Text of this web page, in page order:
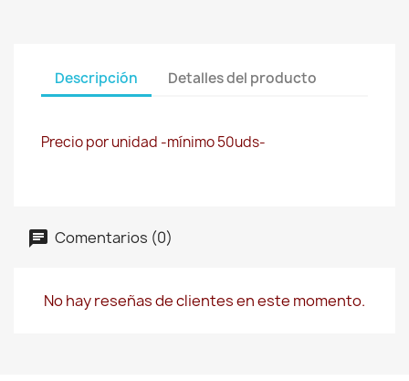
Descripción Detalles del producto
Precio por unidad -mínimo 50uds-
Comentarios (0)
No hay reseñas de clientes en este momento.